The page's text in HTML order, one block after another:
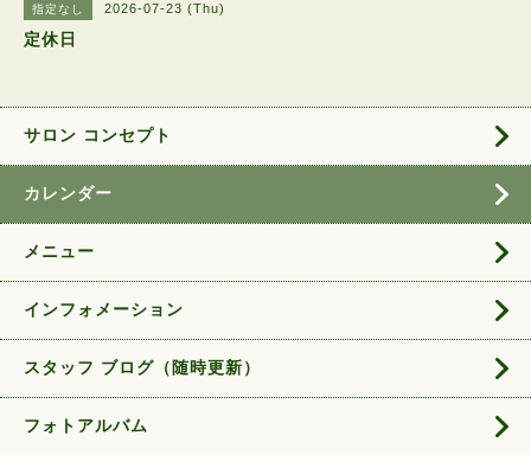
指定なし 2026-07-23 (Thu)
定休日
サロン コンセプト
カレンダー
メニュー
インフォメーション
スタッフ ブログ（随時更新）
フォトアルバム